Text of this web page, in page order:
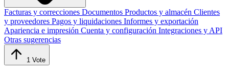
Facturas y correcciones Documentos Productos y almacén Clientes
y proveedores Pagos y liquidaciones Informes y exportación
Apariencia e impresión Cuenta y configuración Integraciones y API
Otras sugerencias
1 Vote